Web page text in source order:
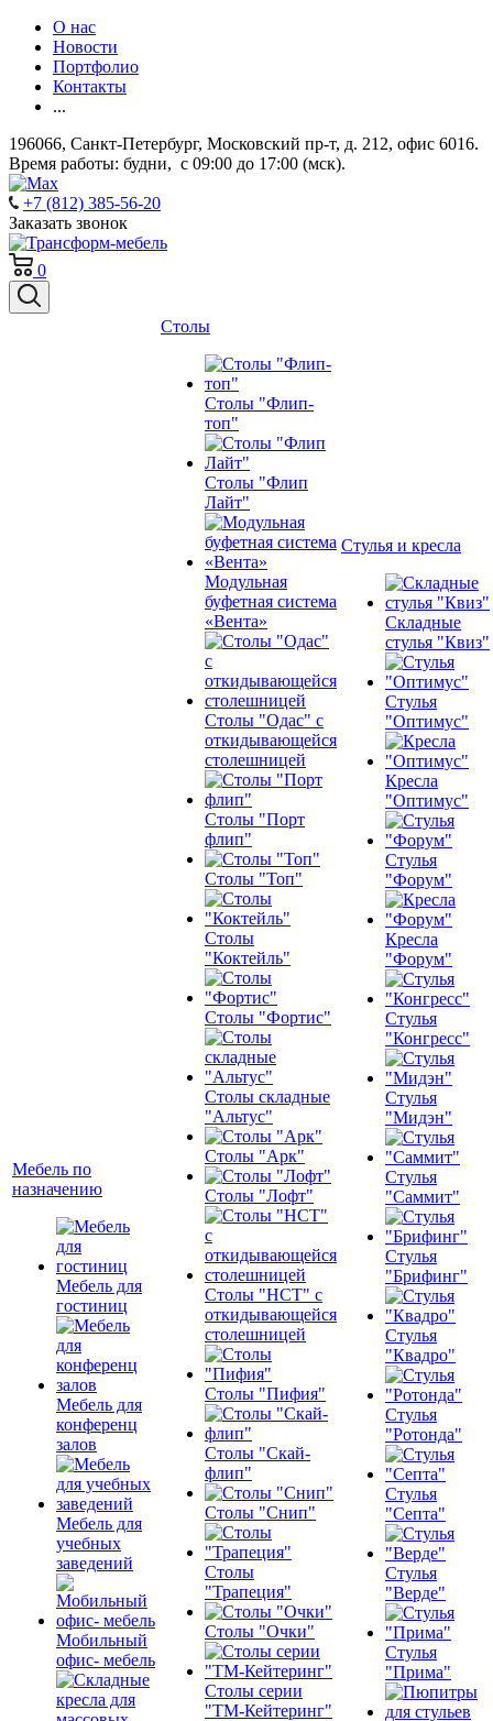
О нас
Новости
Портфолио
Контакты
...
196066, Санкт-Петербург, Московский пр-т, д. 212, офис 6016.
Время работы: будни, с 09:00 до 17:00 (мск).
+7 (812) 385-56-20
Заказать звонок
0
Мебель по
назначению
Мебель для
гостиниц
Мебель для
конференц
залов
Мебель для
учебных
заведений
Мобильный
офис- мебель
Столы
Столы "Флип-
топ"
Столы "Флип
Лайт"
Модульная
буфетная система
«Вента»
Столы "Одас" с
откидывающейся
столешницей
Столы "Порт
флип"
Столы "Топ"
Столы
"Коктейль"
Столы "Фортис"
Столы складные
"Альтус"
Столы "Арк"
Столы "Лофт"
Столы "НСТ" с
откидывающейся
столешницей
Столы "Пифия"
Столы "Скай-
флип"
Столы "Снип"
Столы
"Трапеция"
Столы "Очки"
Столы серии
"ТМ-Кейтеринг"
Стулья и кресла
Складные
стулья "Квиз"
Стулья
"Оптимус"
Кресла
"Оптимус"
Стулья
"Форум"
Кресла
"Форум"
Стулья
"Конгресс"
Стулья
"Мидэн"
Стулья
"Саммит"
Стулья
"Брифинг"
Стулья
"Квадро"
Стулья
"Ротонда"
Стулья
"Септа"
Стулья
"Верде"
Стулья
"Прима"